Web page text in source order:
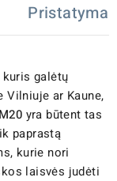
Pristatymas
galėtų
ar Kaune,
yra būtent tas
paprastą
kurie nori
laisvės judėti